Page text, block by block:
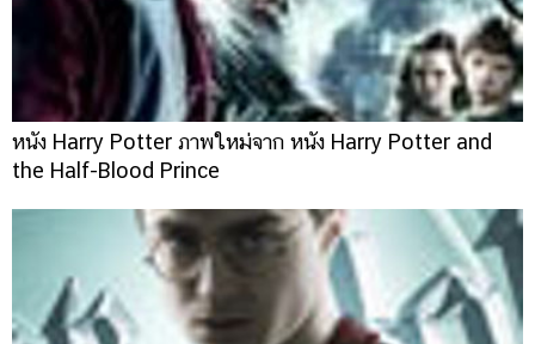
หนัง Harry Potter ภาพใหม่จาก หนัง Harry Potter and
the Half-Blood Prince